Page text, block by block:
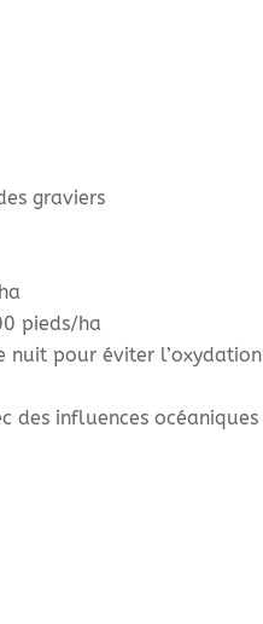
graviers
pieds/ha
nuit pour éviter l’oxydation
des influences océaniques